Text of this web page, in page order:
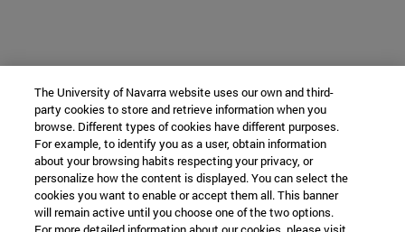
The University of Navarra website uses our own and third-
party cookies to store and retrieve information when you
browse. Different types of cookies have different purposes.
For example, to identify you as a user, obtain information
about your browsing habits respecting your privacy, or
personalize how the content is displayed. You can select the
cookies you want to enable or accept them all. This banner
will remain active until you choose one of the two options.